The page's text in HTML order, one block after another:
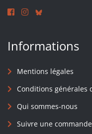
Informations
Mentions légales
Conditions générales
Qui sommes-nous
Suivre une commande